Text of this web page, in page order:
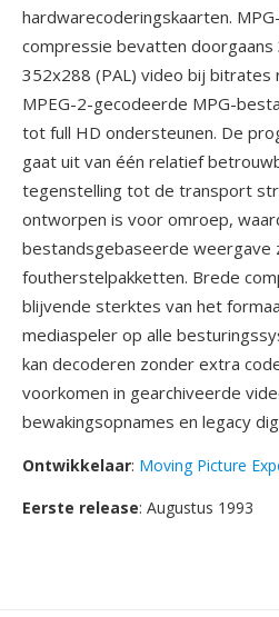
hardwarecoderingskaarten.
compressie bevatten doorgaans
352x288 (PAL) video bij
MPEG-2-gecodeerde MPG-
tot full HD ondersteunen. De
gaat uit van één relatief
tegenstelling tot de transport
ontworpen is voor omroep,
bestandsgebaseerde weergave
foutherstelpakketten. Brede
blijvende sterktes van het
mediaspeler op alle
kan decoderen zonder extra
voorkomen in gearchiveerde
bewakingsopnames en legacy
Ontwikkelaar: Moving Picture
Eerste release: Augustus 1993